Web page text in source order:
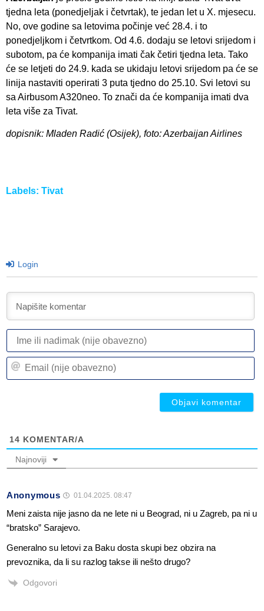
tjedna leta (ponedjeljak i četvrtak), te jedan let u X. mjesecu.
No, ove godine sa letovima počinje već 28.4. i to
ponedjeljkom i četvrtkom. Od 4.6. dodaju se letovi srijedom i
subotom, pa će kompanija imati čak četiri tjedna leta. Tako
će se letjeti do 24.9. kada se ukidaju letovi srijedom pa će se
linija nastaviti operirati 3 puta tjedno do 25.10. Svi letovi su
sa Airbusom A320neo. To znači da će kompanija imati dva
leta više za Tivat.
dopisnik: Mladen Radić (Osijek), foto: Azerbaijan Airlines
Labels: Tivat
Login
14 KOMENTAR/A
Najnoviji
Anonymous 01.04.2025. 08:47
Meni zaista nije jasno da ne lete ni u Beograd, ni u Zagreb, pa ni u
“bratsko” Sarajevo.
Generalno su letovi za Baku dosta skupi bez obzira na
prevoznika, da li su razlog takse ili nešto drugo?
Odgovori